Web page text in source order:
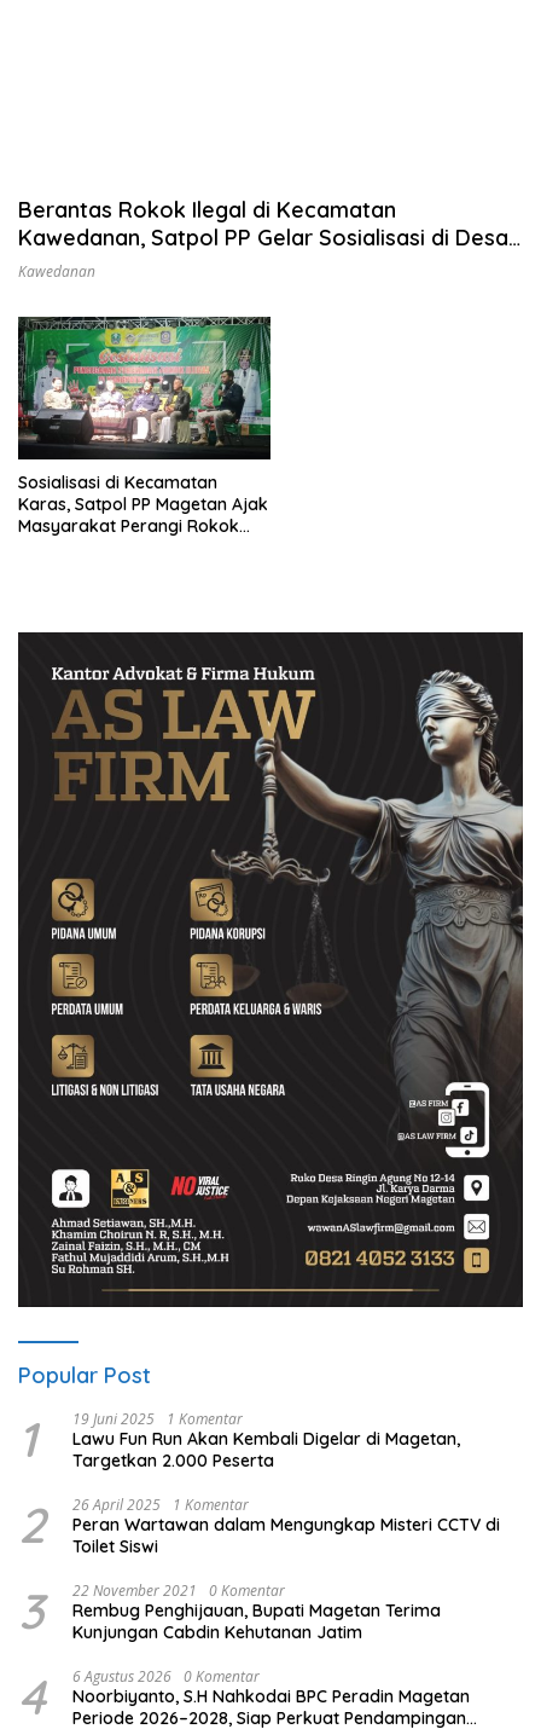
Berantas Rokok Ilegal di Kecamatan
Kawedanan, Satpol PP Gelar Sosialisasi di Desa
Sugihrejo
Kawedanan
Sosialisasi di Kecamatan
Karas, Satpol PP Magetan Ajak
Masyarakat Perangi Rokok
Popular Post
1 19 Juni 2025 1 Komentar
Lawu Fun Run Akan Kembali Digelar di Magetan,
Targetkan 2.000 Peserta
2 26 April 2025 1 Komentar
Peran Wartawan dalam Mengungkap Misteri CCTV di
Toilet Siswi
3 22 November 2021 0 Komentar
Rembug Penghijauan, Bupati Magetan Terima
Kunjungan Cabdin Kehutanan Jatim
4 6 Agustus 2026 0 Komentar
Noorbiyanto, S.H Nahkodai BPC Peradin Magetan
Periode 2026–2028, Siap Perkuat Pendampingan